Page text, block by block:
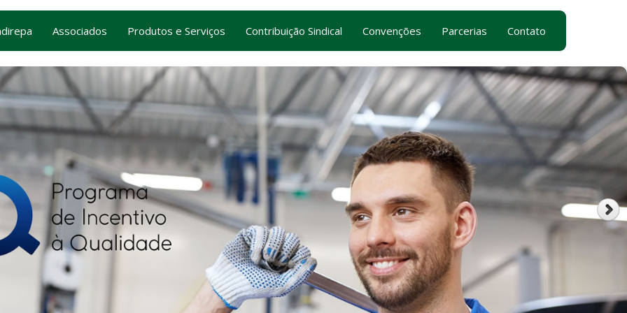
Associados Produtos e Serviços Contribuição Sindical Convenções Parcerias Contato